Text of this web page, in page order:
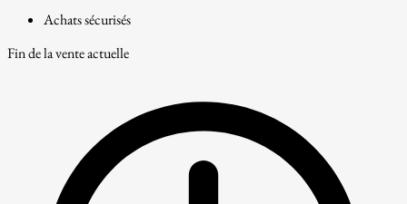
Achats sécurisés
Fin de la vente actuelle